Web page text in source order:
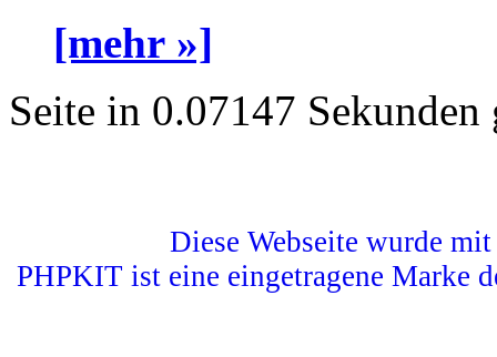
[mehr »]
Seite in 0.07147 Sekunden
Diese Webseite wurde
PHPKIT ist eine eingetragene Marke